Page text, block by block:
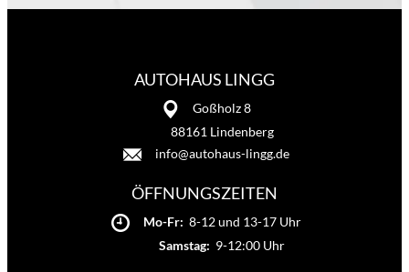
AUTOHAUS LINGG
Goßholz 8
88161 Lindenberg
info@autohaus-lingg.de
ÖFFNUNGSZEITEN
Mo-Fr: 8-12 und 13-17 Uhr
Samstag: 9-12:00 Uhr